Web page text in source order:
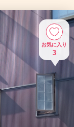
お気に入り
3